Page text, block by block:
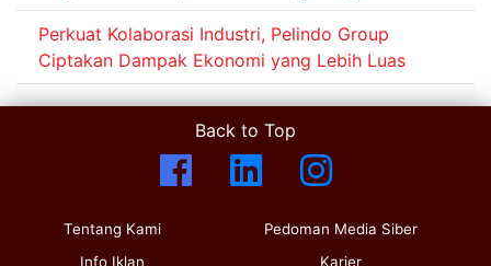
Perkuat Kolaborasi Industri, Pelindo Group
Ciptakan Dampak Ekonomi yang Lebih Luas
Back to Top
Tentang Kami
Info Iklan
Pedoman Media Siber
Karier